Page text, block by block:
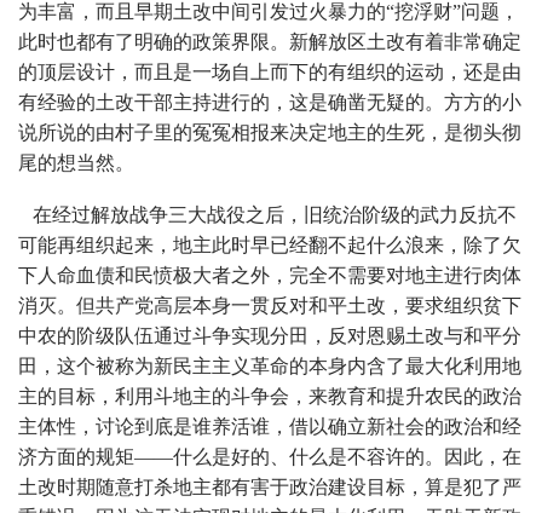
为丰富，而且早期土改中间引发过火暴力的“挖浮财”问题，
此时也都有了明确的政策界限。新解放区土改有着非常确定
的顶层设计，而且是一场自上而下的有组织的运动，还是由
有经验的土改干部主持进行的，这是确凿无疑的。方方的小
说所说的由村子里的冤冤相报来决定地主的生死，是彻头彻
尾的想当然。
在经过解放战争三大战役之后，旧统治阶级的武力反抗不
可能再组织起来，地主此时早已经翻不起什么浪来，除了欠
下人命血债和民愤极大者之外，完全不需要对地主进行肉体
消灭。但共产党高层本身一贯反对和平土改，要求组织贫下
中农的阶级队伍通过斗争实现分田，反对恩赐土改与和平分
田，这个被称为新民主主义革命的本身内含了最大化利用地
主的目标，利用斗地主的斗争会，来教育和提升农民的政治
主体性，讨论到底是谁养活谁，借以确立新社会的政治和经
济方面的规矩——什么是好的、什么是不容许的。因此，在
土改时期随意打杀地主都有害于政治建设目标，算是犯了严